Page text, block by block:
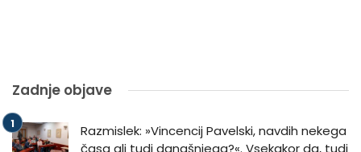
Zadnje objave
Razmislek: »Vincencij Pavelski, navdih nekega
časa ali tudi današnjega?«. Vsekakor da, tudi